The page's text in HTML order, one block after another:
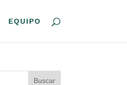
EQUIPO